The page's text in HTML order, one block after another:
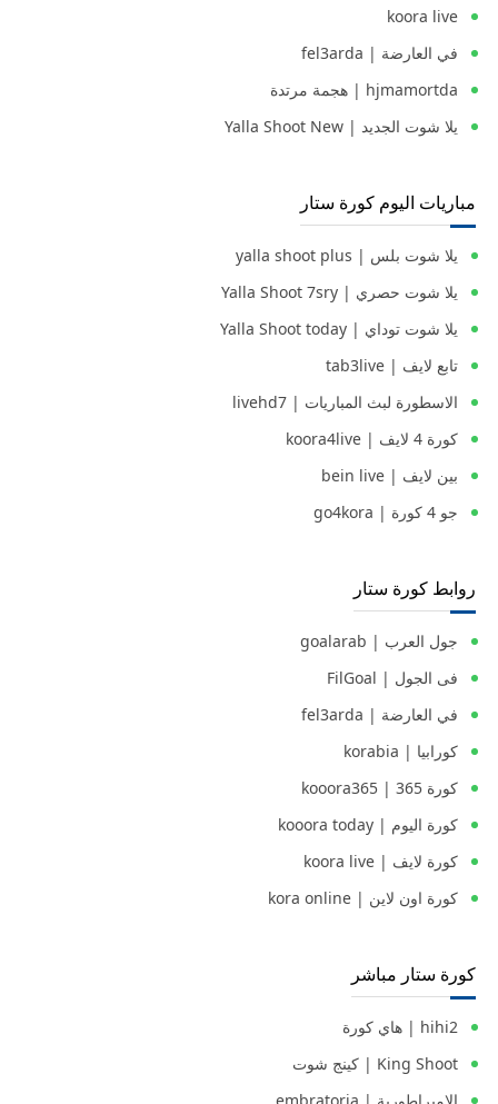
koora live
في العارضة | fel3arda
hjmamortda | هجمة مرتدة
يلا شوت الجديد | Yalla Shoot New
مباريات اليوم كورة ستار
يلا شوت بلس | yalla shoot plus
يلا شوت حصري | Yalla Shoot 7sry
يلا شوت توداي | Yalla Shoot today
تابع لايف | tab3live
الاسطورة لبث المباريات | livehd7
كورة 4 لايف | koora4live
بين لايف | bein live
جو 4 كورة | go4kora
روابط كورة ستار
جول العرب | goalarab
فى الجول | FilGoal
في العارضة | fel3arda
كورابيا | korabia
كورة 365 | kooora365
كورة اليوم | kooora today
كورة لايف | koora live
كورة اون لاين | kora online
كورة ستار مباشر
hihi2 | هاي كورة
King Shoot | كينج شوت